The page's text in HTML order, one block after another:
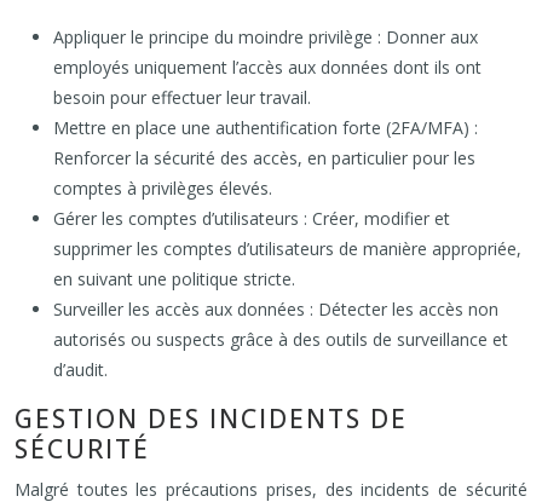
Appliquer le principe du moindre privilège : Donner aux
employés uniquement l’accès aux données dont ils ont
besoin pour effectuer leur travail.
Mettre en place une authentification forte (2FA/MFA) :
Renforcer la sécurité des accès, en particulier pour les
comptes à privilèges élevés.
Gérer les comptes d’utilisateurs : Créer, modifier et
supprimer les comptes d’utilisateurs de manière appropriée,
en suivant une politique stricte.
Surveiller les accès aux données : Détecter les accès non
autorisés ou suspects grâce à des outils de surveillance et
d’audit.
GESTION DES INCIDENTS DE
SÉCURITÉ
Malgré toutes les précautions prises, des incidents de sécurité